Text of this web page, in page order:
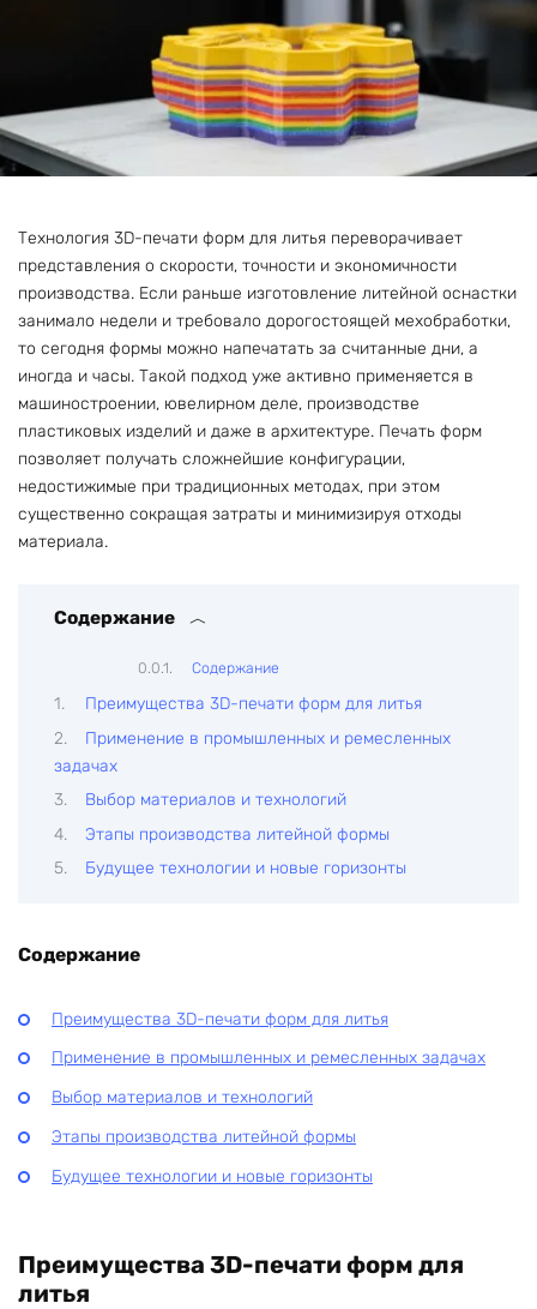
Технология 3D-печати форм для литья переворачивает
представления о скорости, точности и экономичности
производства. Если раньше изготовление литейной оснастки
занимало недели и требовало дорогостоящей мехобработки,
то сегодня формы можно напечатать за считанные дни, а
иногда и часы. Такой подход уже активно применяется в
машиностроении, ювелирном деле, производстве
пластиковых изделий и даже в архитектуре. Печать форм
позволяет получать сложнейшие конфигурации,
недостижимые при традиционных методах, при этом
существенно сокращая затраты и минимизируя отходы
материала.
Содержание
Содержание
Преимущества 3D-печати форм для литья
Применение в промышленных и ремесленных
задачах
Выбор материалов и технологий
Этапы производства литейной формы
Будущее технологии и новые горизонты
Содержание
Преимущества 3D-печати форм для литья
Применение в промышленных и ремесленных задачах
Выбор материалов и технологий
Этапы производства литейной формы
Будущее технологии и новые горизонты
Преимущества 3D-печати форм для
литья